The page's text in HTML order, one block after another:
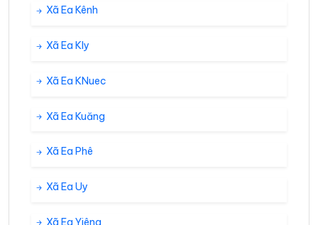
Xã Ea Kênh
Xã Ea Kly
Xã Ea KNuec
Xã Ea Kuăng
Xã Ea Phê
Xã Ea Uy
Xã Ea Yiêng